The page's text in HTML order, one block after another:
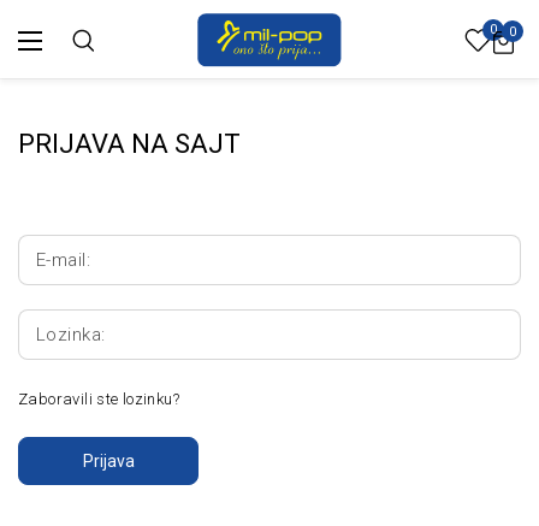
0 0
PRIJAVA NA SAJT
E-mail:
Lozinka:
Zaboravili ste lozinku?
Prijava